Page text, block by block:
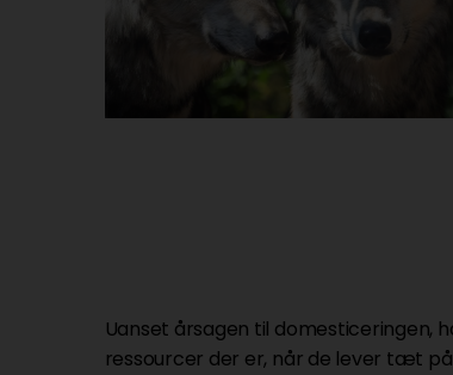
Uanset årsagen til domesticeringen,
ressourcer der er, når de lever tæt